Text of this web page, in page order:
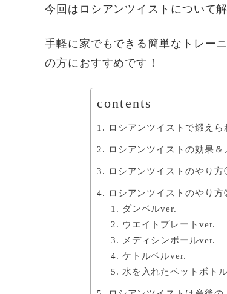
今回はロシアンツイストについて
手軽に家でもできる簡単なトレー
の方におすすめです！
contents
ロシアンツイストで鍛えら
ロシアンツイストの効果＆
ロシアンツイストのやり
ロシアンツイストのやり
ダンベルver.
ウエイトプレートver.
メディシンボールver.
ケトルベルver.
水を入れたペットボト